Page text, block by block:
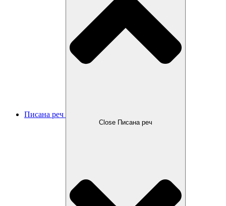
Писана реч
Close Писана реч